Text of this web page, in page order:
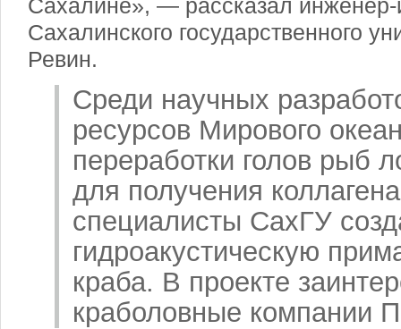
Сахалине», — рассказал инженер-
Сахалинского государственного
Ревин.
Среди научных
ресурсов Мирового
переработки голов рыб
для получения
специалисты СахГУ
гидроакустическую
краба. В проекте
краболовные компании